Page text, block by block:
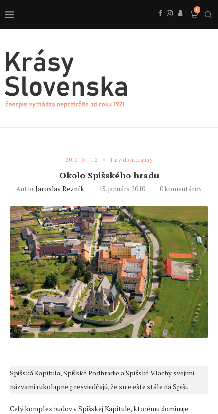
0
2010 1-2 Túry do literatúry
Okolo Spišského hradu
AutorJaroslav Rezník 15. januára 2010 0 komentárov
Spišská Kapitula, Spišské Podhradie a Spišské Vlachy svojimi
názvami rukolapne presviedčajú, že sme ešte stále na Spiši.
Celý komplex budov v Spišskej Kapitule, ktorému dominuje